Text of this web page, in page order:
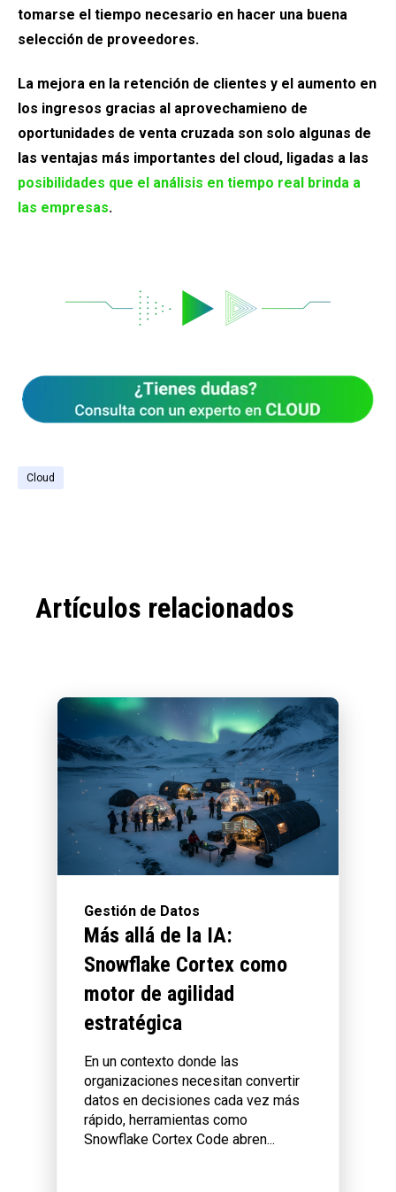
tomarse el tiempo necesario en hacer una buena
selección de proveedores.
La mejora en la retención de clientes y el aumento en
los ingresos gracias al aprovechamieno de
oportunidades de venta cruzada son solo algunas de
las ventajas más importantes del cloud, ligadas a las
posibilidades que el análisis en tiempo real brinda a
las empresas.
Cloud
Artículos relacionados
Gestión de Datos
Más allá de la IA:
Snowflake Cortex como
motor de agilidad
estratégica
En un contexto donde las
organizaciones necesitan convertir
datos en decisiones cada vez más
rápido, herramientas como
Snowflake Cortex Code abren...